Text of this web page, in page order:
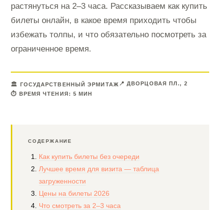
растянуться на 2–3 часа. Рассказываем как купить
билеты онлайн, в какое время приходить чтобы
избежать толпы, и что обязательно посмотреть за
ограниченное время.
🏛 ГОСУДАРСТВЕННЫЙ ЭРМИТАЖ 📍 ДВОРЦОВАЯ ПЛ., 2
⏱ ВРЕМЯ ЧТЕНИЯ: 5 МИН
СОДЕРЖАНИЕ
Как купить билеты без очереди
Лучшее время для визита — таблица
загруженности
Цены на билеты 2026
Что смотреть за 2–3 часа